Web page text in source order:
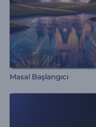
Masal Başlangıcı